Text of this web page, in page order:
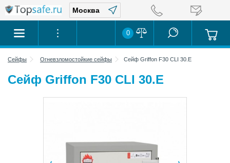
0
Сейфы Огневзломостойкие сейфы Сейф Griffon F30 CLI 30.E
Сейф Griffon F30 CLI 30.E